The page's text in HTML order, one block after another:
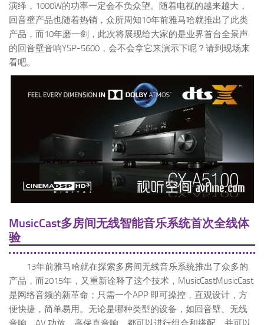
演绎，1000W的功率一定会不负众望。随着电视的越来越大，
回音壁产品也随着热销，众所周知10年前雅马哈就推出了此类
产品，而10年磨一剑，此次将展现给大家的是业界首台全景声
的回音壁音响YSP-5600，会不会拿它来演示下呢？请到现场来
看吧。
MusicCast多房间无线智能音乐系统首次全线体
验
13年前雅马哈就在探索多房间无线音乐系统推出了众多的
产品，而2015年，又重新诠释了这个技术，MusicCastMusicCast
是网络音频的新革命；只需一个APP 即可操控，直观设计，方
便快捷，简单易用。无论是哪种类型的设备，如回音壁、无线